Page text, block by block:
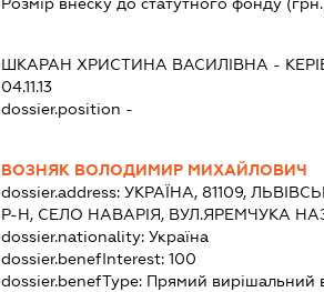
ШКАРАН ХРИСТИНА ВАСИЛІВНА -
04.11.13
dossier.position -
ВОЗНЯК ВОЛОДИМИР МИХАЙЛОВИЧ
dossier.address: УКРАЇНА, 81109,
Р-Н, СЕЛО НАВАРІЯ, ВУЛ.ЯРЕМЧУКА
dossier.nationality: Україна
dossier.benefInterest: 100
dossier.benefType: Прямий вирішальний